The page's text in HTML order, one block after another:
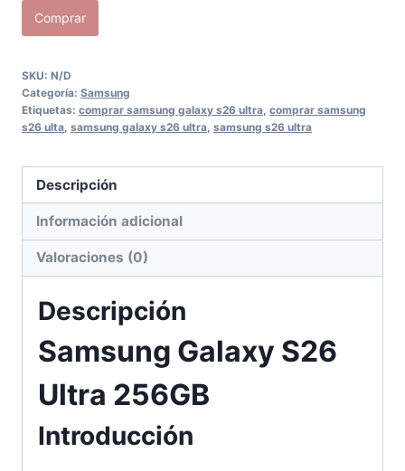
Samsung
Galaxy
Ultra
256GB
cantidad
Comprar
SKU: N/D
Categoría: Samsung
Etiquetas: comprar samsung galaxy s26 ultra comprar samsung
s26 ulta samsung galaxy s26 ultra samsung s26 ultra
Descripción
Información adicional
Valoraciones (0)
Descripción
Samsung Galaxy S26
Ultra 256GB
Introducción